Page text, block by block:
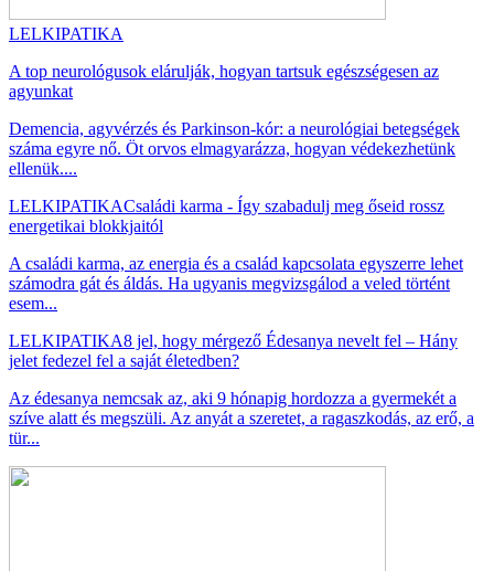
LELKIPATIKA
A top neurológusok elárulják, hogyan tartsuk egészségesen az
agyunkat
Demencia, agyvérzés és Parkinson-kór: a neurológiai betegségek
száma egyre nő. Öt orvos elmagyarázza, hogyan védekezhetünk
ellenük....
LELKIPATIKACsaládi karma - Így szabadulj meg őseid rossz
energetikai blokkjaitól
A családi karma, az energia és a család kapcsolata egyszerre lehet
számodra gát és áldás. Ha ugyanis megvizsgálod a veled történt
esem...
LELKIPATIKA8 jel, hogy mérgező Édesanya nevelt fel – Hány
jelet fedezel fel a saját életedben?
Az édesanya nemcsak az, aki 9 hónapig hordozza a gyermekét a
szíve alatt és megszüli. Az anyát a szeretet, a ragaszkodás, az erő, a
tür...